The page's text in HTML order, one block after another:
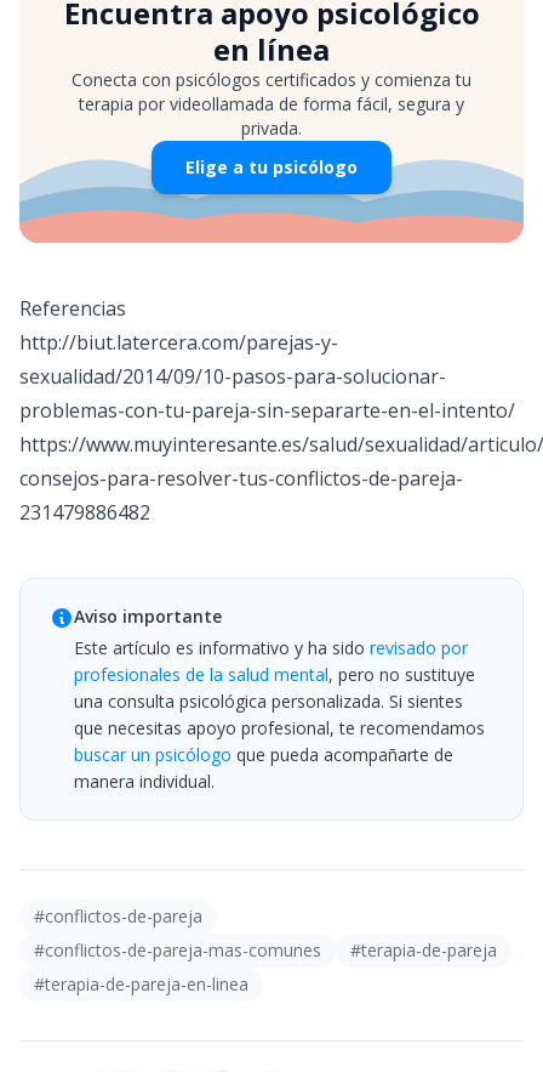
Encuentra apoyo psicológico
en línea
Conecta con psicólogos certificados y comienza tu
terapia por videollamada de forma fácil, segura y
privada.
Elige a tu psicólogo
Referencias
http://biut.latercera.com/parejas-y-
sexualidad/2014/09/10-pasos-para-solucionar-
problemas-con-tu-pareja-sin-separarte-en-el-intento/
https://www.muyinteresante.es/salud/sexualidad/
consejos-para-resolver-tus-conflictos-de-pareja-
231479886482
Aviso importante
Este artículo es informativo y ha sido revisado por
profesionales de la salud mental, pero no sustituye
una consulta psicológica personalizada. Si sientes
que necesitas apoyo profesional, te recomendamos
buscar un psicólogo que pueda acompañarte de
manera individual.
#conflictos-de-pareja
#conflictos-de-pareja-mas-comunes #terapia-de-pareja
#terapia-de-pareja-en-linea